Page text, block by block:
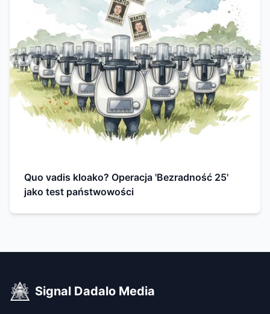
Quo vadis kloako? Operacja 'Bezradność 25'
jako test państwowości
Signal Dadalo Media